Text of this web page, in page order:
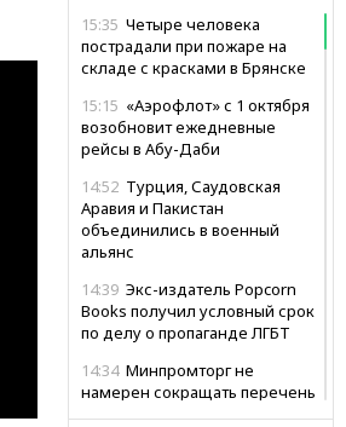
15:35 Четыре человека
пострадали при пожаре на
складе с красками в Брянске
15:15 «Аэрофлот» с 1 октября
возобновит ежедневные
рейсы в Абу-Даби
14:52 Турция, Саудовская
Аравия и Пакистан
объединились в военный
альянс
14:39 Экс-издатель Popcorn
Books получил условный срок
по делу о пропаганде ЛГБТ
14:34 Минпромторг не
намерен сокращать перечень